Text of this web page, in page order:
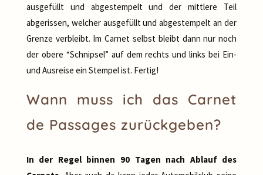
ausgefüllt und abgestempelt und der mittlere Teil
abgerissen, welcher ausgefüllt und abgestempelt an der
Grenze verbleibt. Im Carnet selbst bleibt dann nur noch
der obere “Schnipsel” auf dem rechts und links bei Ein-
und Ausreise ein Stempel ist. Fertig!
Wann muss ich das Carnet
de Passages zurückgeben?
In der Regel binnen 90 Tagen nach Ablauf des